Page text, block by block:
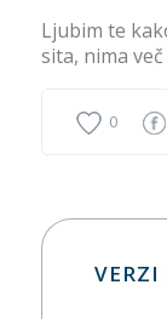
Ljubim te
sita, nima več
0
VERZI